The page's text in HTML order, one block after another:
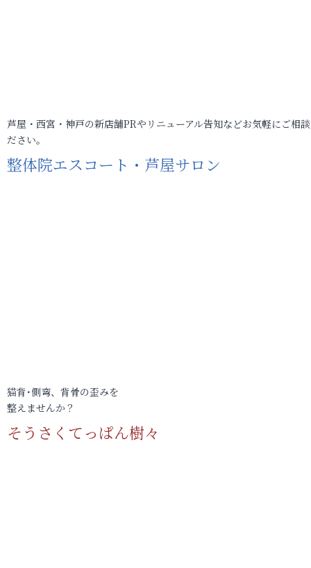
芦屋・西宮・神戸の新店舗PRやリニューアル告知などお気軽にご相
ださい。
整体院エスコート・芦屋サロン
猫背･側弯、背骨の歪みを
整えませんか？
そうさくてっぱん樹々